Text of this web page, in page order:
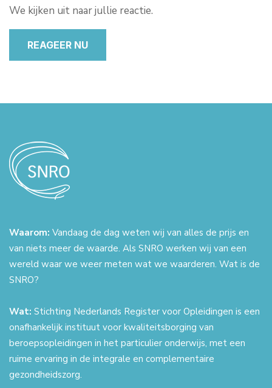
We kijken uit naar jullie reactie.
REAGEER NU
Waarom: Vandaag de dag weten wij van alles de prijs en
van niets meer de waarde. Als SNRO werken wij van een
wereld waar we weer meten wat we waarderen. Wat is de
SNRO?
Wat: Stichting Nederlands Register voor Opleidingen is een
onafhankelijk instituut voor kwaliteitsborging van
beroepsopleidingen in het particulier onderwijs, met een
ruime ervaring in de integrale en complementaire
gezondheidszorg.